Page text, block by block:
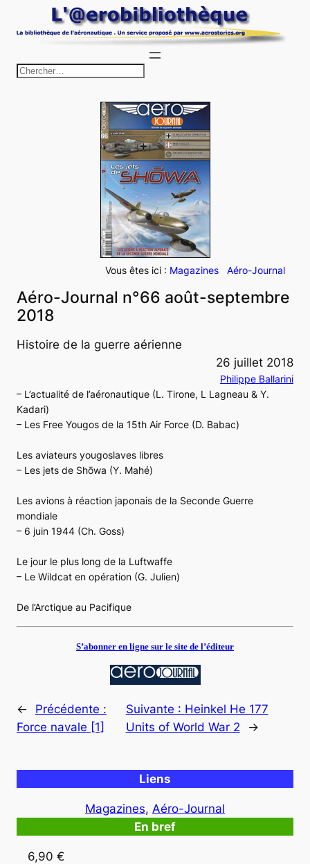
au
c
h
e
r
c
h
e
r
Vous êtes ici : Magazines Aéro-Journal
Aéro-Journal n°66 août-septembre
2018
Histoire de la guerre aérienne
26 juillet 2018
Philippe Ballarini
– L’actualité de l’aéronautique (L. Tirone, L Lagneau & Y.
Kadari)
– Les Free Yougos de la 15th Air Force (D. Babac)
Les aviateurs yougoslaves libres
– Les jets de Shōwa (Y. Mahé)
Les avions à réaction japonais de la Seconde Guerre
mondiale
– 6 juin 1944 (Ch. Goss)
Le jour le plus long de la Luftwaffe
– Le Wildcat en opération (G. Julien)
De l’Arctique au Pacifique
S’abonner en ligne sur le site de l’éditeur
←
Précédente :
Force navale [1]
Suivante : Heinkel He 177
Units of World War 2
→
Liens
Magazines, Aéro-Journal
En bref
6,90 €